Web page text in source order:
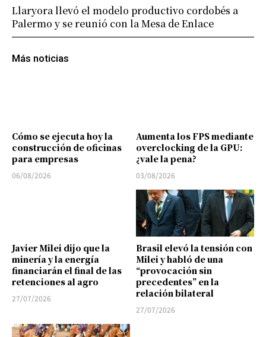
Más noticias
Cómo se ejecuta hoy la
construcción de oficinas
para empresas
06/08/2026
Aumenta los FPS mediante
overclocking de la GPU:
¿vale la pena?
03/08/2026
Javier Milei dijo que la
minería y la energía
financiarán el final de las
retenciones al agro
27/07/2026
Brasil elevó la tensión con
Milei y habló de una
“provocación sin
precedentes” en la
relación bilateral
27/07/2026
Llaryora llevó el modelo productivo cordobés a
Palermo y se reunió con la Mesa de Enlace